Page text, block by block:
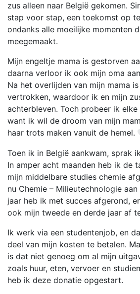
zus alleen naar België gekomen.
stap voor stap, een toekomst op
ondanks alle moeilijke momenten
meegemaakt.
Mijn engeltje mama is gestorven
daarna verloor ik ook mijn oma
Na het overlijden van mijn mama
vertrokken, waardoor ik en mijn
achterbleven. Toch probeer ik
want ik wil de droom van mijn
haar trots maken vanuit de hemel.
Toen ik in België aankwam, sprak
In amper acht maanden heb ik de
mijn middelbare studies chemie
nu Chemie – Milieutechnologie
jaar heb ik met succes afgerond,
ook mijn tweede en derde jaar af
Ik werk via een studentenjob, en
deel van mijn kosten te betalen.
is dat niet genoeg om al mijn
zoals huur, eten, vervoer en
heb ik deze donatie opgestart.